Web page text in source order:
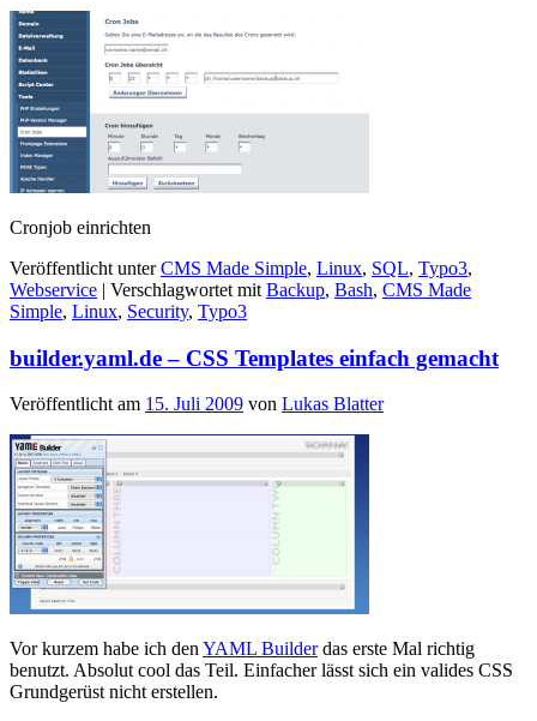
Cronjob einrichten
Veröffentlicht unter CMS Made Simple, Linux, SQL, Typo3,
Webservice | Verschlagwortet mit Backup, Bash, CMS Made
Simple, Linux, Security, Typo3
builder.yaml.de – CSS Templates einfach gemacht
Veröffentlicht am 15. Juli 2009 von Lukas Blatter
Vor kurzem habe ich den YAML Builderdas erste Mal richtig
benutzt. Absolut cool das Teil. Einfacher lässt sich ein valides CSS
Grundgerüst nicht erstellen.